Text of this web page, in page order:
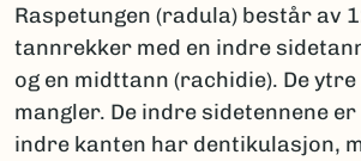
Raspetungen (radula) består av
tannrekker med en indre
og en midttann (rachidie). De
mangler. De indre sidetennene er
indre kanten har dentikulasjon,